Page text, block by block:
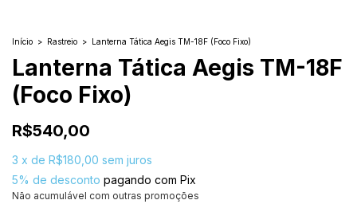
Início > Rastreio > Lanterna Tática Aegis TM-18F (Foco Fixo)
Lanterna Tática Aegis TM-18F
(Foco Fixo)
R$540,00
3 x de R$180,00 sem juros
5% de desconto pagando com Pix
Não acumulável com outras promoções